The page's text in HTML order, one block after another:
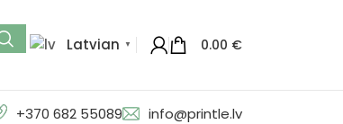
Latvian ▼ 0.00 €
+370 682 55089 info@printle.lv